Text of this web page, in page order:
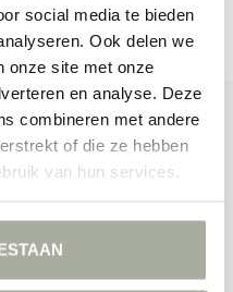
social media te bieden
Ook delen we
onze site met onze
en analyse. Deze
combineren met andere
of die ze hebben
van hun services.
NIEUWSBRIEF